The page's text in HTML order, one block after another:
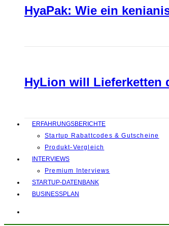
HyaPak: Wie ein
HyLion will Lieferketten
ERFAHRUNGSBERICHTE
Startup Rabattcodes & Gutscheine
Produkt-Vergleich
INTERVIEWS
Premium Interviews
STARTUP-DATENBANK
BUSINESSPLAN